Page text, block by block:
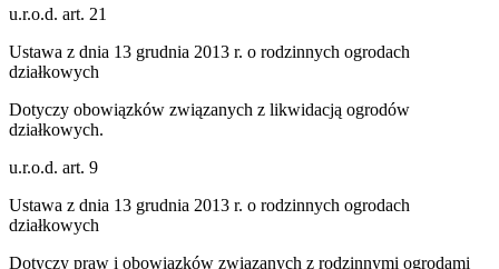
u.r.o.d. art. 21
Ustawa z dnia 13 grudnia 2013 r. o rodzinnych ogrodach
działkowych
Dotyczy obowiązków związanych z likwidacją ogrodów
działkowych.
u.r.o.d. art. 9
Ustawa z dnia 13 grudnia 2013 r. o rodzinnych ogrodach
działkowych
Dotyczy praw i obowiązków związanych z rodzinnymi ogrodami